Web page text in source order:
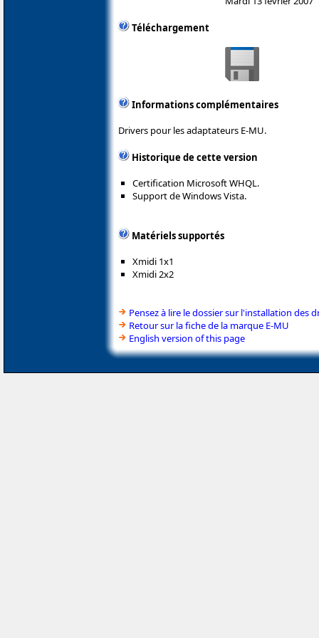
Téléchargement
Informations complémentaires
Drivers pour les adaptateurs E-MU.
Historique de cette version
Certification Microsoft WHQL.
Support de Windows Vista.
Matériels supportés
Xmidi 1x1
Xmidi 2x2
Pensez à lire le dossier sur l'installation des
Retour sur la fiche de la marque E-MU
English version of this page